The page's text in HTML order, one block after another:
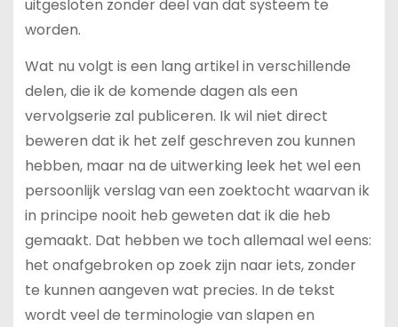
uitgesloten zonder deel van dat systeem te
worden.
Wat nu volgt is een lang artikel in verschillende
delen, die ik de komende dagen als een
vervolgserie zal publiceren. Ik wil niet direct
beweren dat ik het zelf geschreven zou kunnen
hebben, maar na de uitwerking leek het wel een
persoonlijk verslag van een zoektocht waarvan ik
in principe nooit heb geweten dat ik die heb
gemaakt. Dat hebben we toch allemaal wel eens:
het onafgebroken op zoek zijn naar iets, zonder
te kunnen aangeven wat precies. In de tekst
wordt veel de terminologie van slapen en